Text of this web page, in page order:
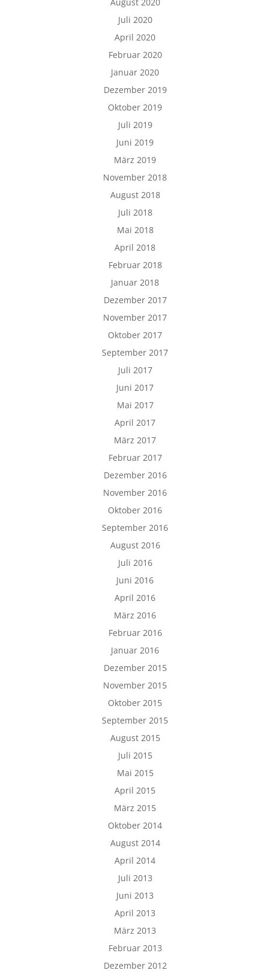
Juli 2020
April 2020
Februar 2020
Januar 2020
Dezember 2019
Oktober 2019
Juli 2019
Juni 2019
März 2019
November 2018
August 2018
Juli 2018
Mai 2018
April 2018
Februar 2018
Januar 2018
Dezember 2017
November 2017
Oktober 2017
September 2017
Juli 2017
Juni 2017
Mai 2017
April 2017
März 2017
Februar 2017
Dezember 2016
November 2016
Oktober 2016
September 2016
August 2016
Juli 2016
Juni 2016
April 2016
März 2016
Februar 2016
Januar 2016
Dezember 2015
November 2015
Oktober 2015
September 2015
August 2015
Juli 2015
Mai 2015
April 2015
März 2015
Oktober 2014
August 2014
April 2014
Juli 2013
Juni 2013
April 2013
März 2013
Februar 2013
Dezember 2012